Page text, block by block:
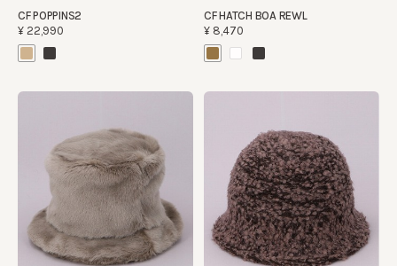
CF POPPINS2
¥22,990
CF HATCH BOA REWL
¥8,470